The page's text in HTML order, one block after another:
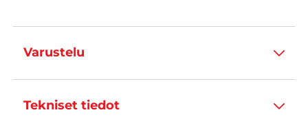
Varustelu
Tekniset tiedot